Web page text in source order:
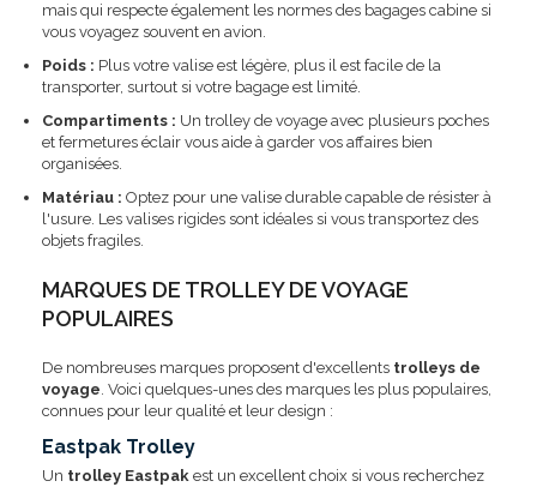
mais qui respecte également les normes des bagages cabine si
vous voyagez souvent en avion.
Poids : Plus votre valise est légère, plus il est facile de la
transporter, surtout si votre bagage est limité.
Compartiments : Un trolley de voyage avec plusieurs poches
et fermetures éclair vous aide à garder vos affaires bien
organisées.
Matériau : Optez pour une valise durable capable de résister à
l'usure. Les valises rigides sont idéales si vous transportez des
objets fragiles.
MARQUES DE TROLLEY DE VOYAGE
POPULAIRES
De nombreuses marques proposent d'excellents trolleys de
voyage. Voici quelques-unes des marques les plus populaires,
connues pour leur qualité et leur design :
Eastpak Trolley
Un trolley Eastpak est un excellent choix si vous recherchez